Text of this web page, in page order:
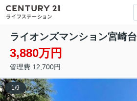
ライオンズマンション宮崎台
3,880万円
管理費 12,700円
1/9